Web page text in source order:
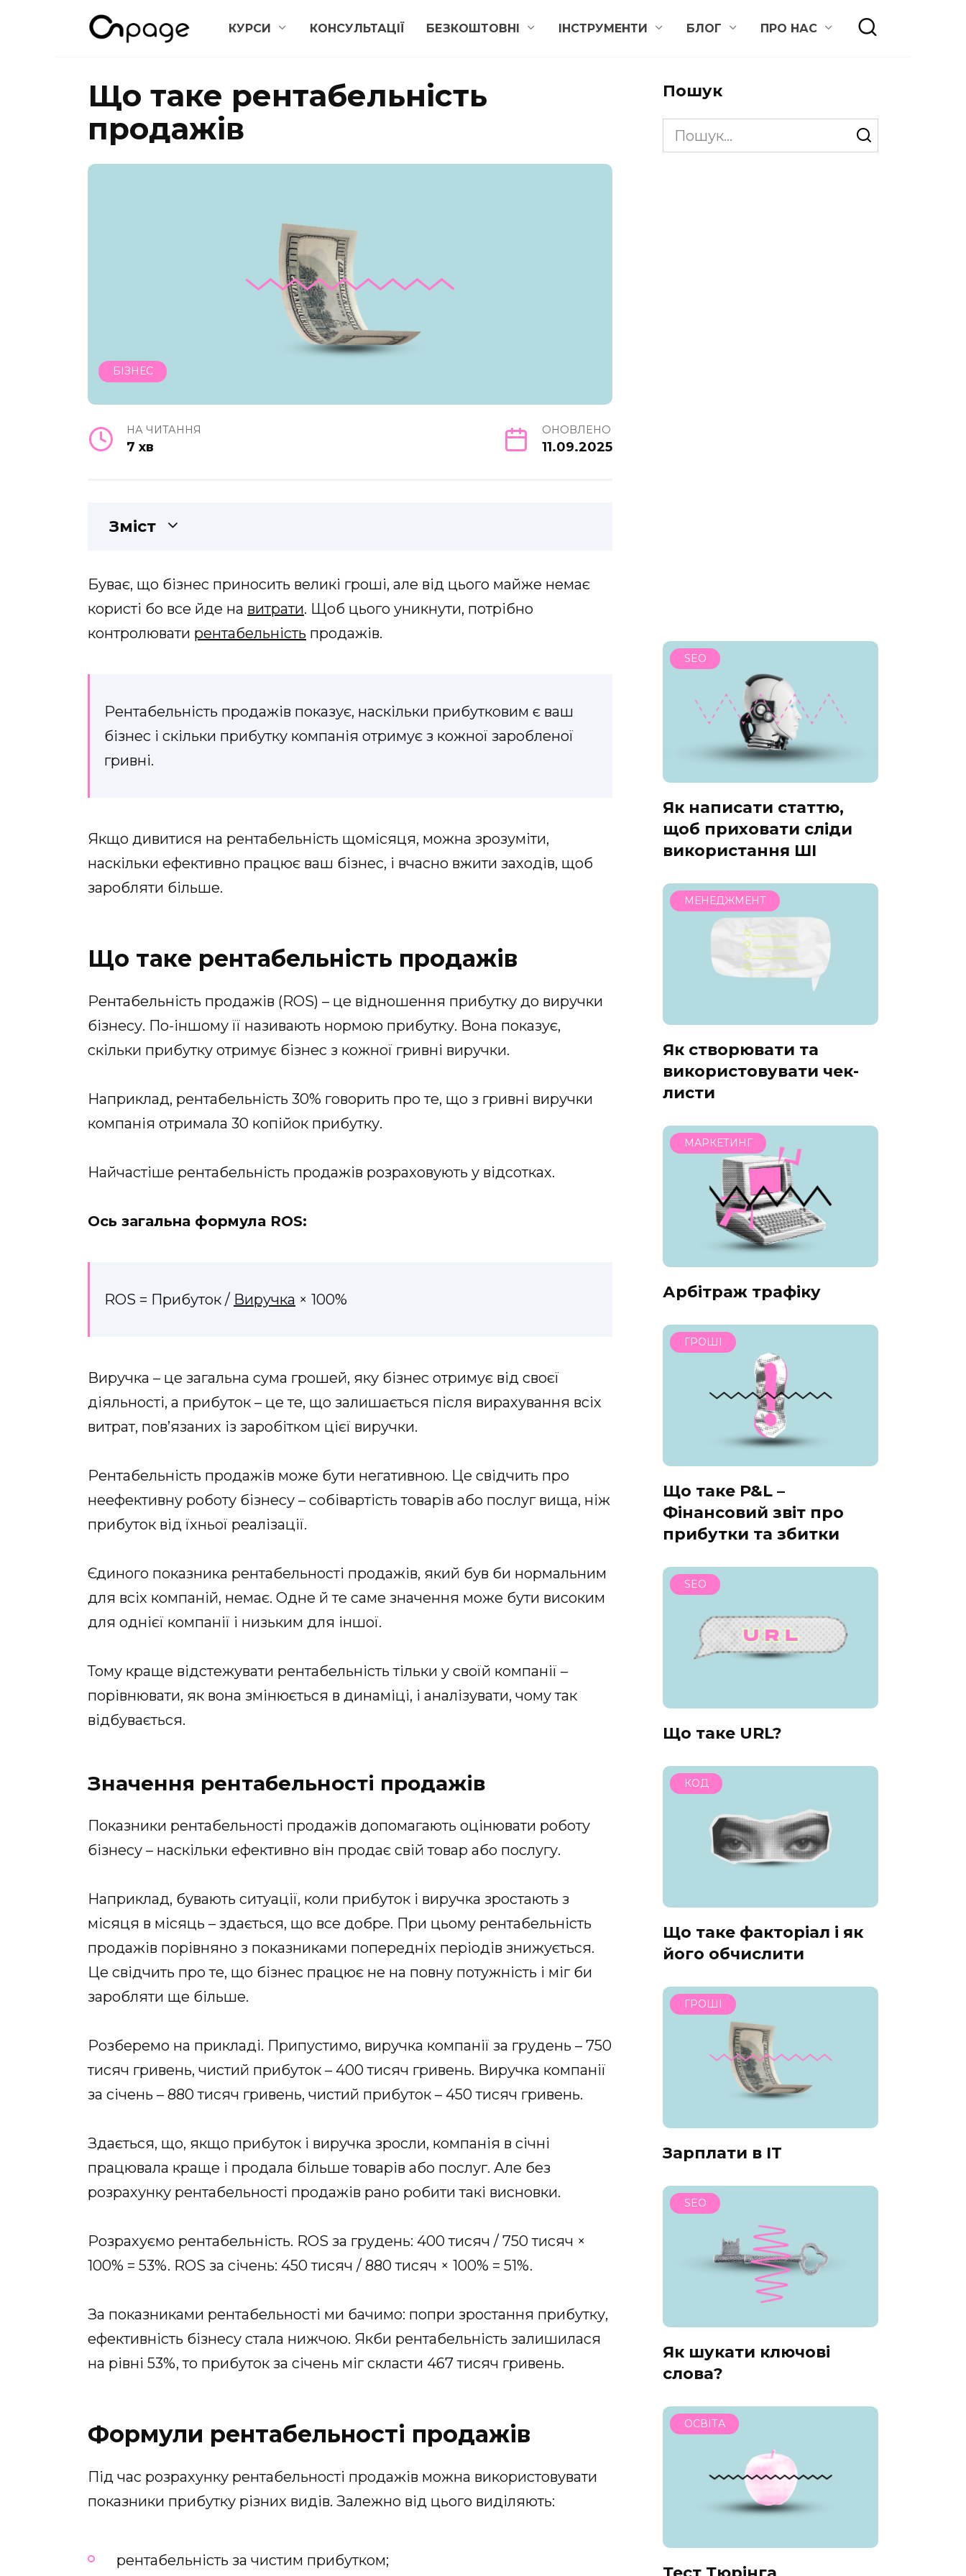
КУРСИ КОНСУЛЬТАЦІЇ БЕЗКОШТОВНІ ІНСТРУМЕНТИ БЛОГ ПРО НАС
Що таке рентабельність
продажів
БІЗНЕС
НА ЧИТАННЯ
7 хв
ОНОВЛЕНО
11.09.2025
Зміст
Буває, що бізнес приносить великі гроші, але від цього майже немає
користі бо все йде на витрати. Щоб цього уникнути, потрібно
контролювати рентабельність продажів.
Рентабельність продажів показує, наскільки прибутковим є ваш
бізнес і скільки прибутку компанія отримує з кожної заробленої
гривні.
Якщо дивитися на рентабельність щомісяця, можна зрозуміти,
наскільки ефективно працює ваш бізнес, і вчасно вжити заходів, щоб
заробляти більше.
Що таке рентабельність продажів
Рентабельність продажів (ROS) – це відношення прибутку до виручки
бізнесу. По-іншому її називають нормою прибутку. Вона показує,
скільки прибутку отримує бізнес з кожної гривні виручки.
Наприклад, рентабельність 30% говорить про те, що з гривні виручки
компанія отримала 30 копійок прибутку.
Найчастіше рентабельність продажів розраховують у відсотках.
Ось загальна формула ROS:
ROS = Прибуток / Виручка × 100%
Виручка – це загальна сума грошей, яку бізнес отримує від своєї
діяльності, а прибуток – це те, що залишається після вирахування всіх
витрат, пов’язаних із заробітком цієї виручки.
Рентабельність продажів може бути негативною. Це свідчить про
неефективну роботу бізнесу – собівартість товарів або послуг вища, ніж
прибуток від їхньої реалізації.
Єдиного показника рентабельності продажів, який був би нормальним
для всіх компаній, немає. Одне й те саме значення може бути високим
для однієї компанії і низьким для іншої.
Тому краще відстежувати рентабельність тільки у своїй компанії –
порівнювати, як вона змінюється в динаміці, і аналізувати, чому так
відбувається.
Значення рентабельності продажів
Показники рентабельності продажів допомагають оцінювати роботу
бізнесу – наскільки ефективно він продає свій товар або послугу.
Наприклад, бувають ситуації, коли прибуток і виручка зростають з
місяця в місяць – здається, що все добре. При цьому рентабельність
продажів порівняно з показниками попередніх періодів знижується.
Це свідчить про те, що бізнес працює не на повну потужність і міг би
заробляти ще більше.
Розберемо на прикладі. Припустимо, виручка компанії за грудень – 750
тисяч гривень, чистий прибуток – 400 тисяч гривень. Виручка компанії
за січень – 880 тисяч гривень, чистий прибуток – 450 тисяч гривень.
Здається, що, якщо прибуток і виручка зросли, компанія в січні
працювала краще і продала більше товарів або послуг. Але без
розрахунку рентабельності продажів рано робити такі висновки.
Розрахуємо рентабельність. ROS за грудень: 400 тисяч / 750 тисяч ×
100% = 53%. ROS за січень: 450 тисяч / 880 тисяч × 100% = 51%.
За показниками рентабельності ми бачимо: попри зростання прибутку,
ефективність бізнесу стала нижчою. Якби рентабельність залишилася
на рівні 53%, то прибуток за січень міг скласти 467 тисяч гривень.
Формули рентабельності продажів
Під час розрахунку рентабельності продажів можна використовувати
показники прибутку різних видів. Залежно від цього виділяють:
рентабельність за чистим прибутком;
Пошук
Search
for:
SEO
Як написати статтю,
щоб приховати сліди
використання ШІ
МЕНЕДЖМЕНТ
Як створювати та
використовувати чек-
листи
МАРКЕТИНГ
Арбітраж трафіку
ГРОШІ
Що таке P&L –
Фінансовий звіт про
прибутки та збитки
SEO
Що таке URL?
КОД
Що таке факторіал і як
його обчислити
ГРОШІ
Зарплати в IT
SEO
Як шукати ключові
слова?
ОСВІТА